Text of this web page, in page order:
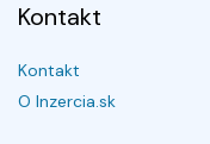
Kontakt
Kontakt
O Inzercia.sk